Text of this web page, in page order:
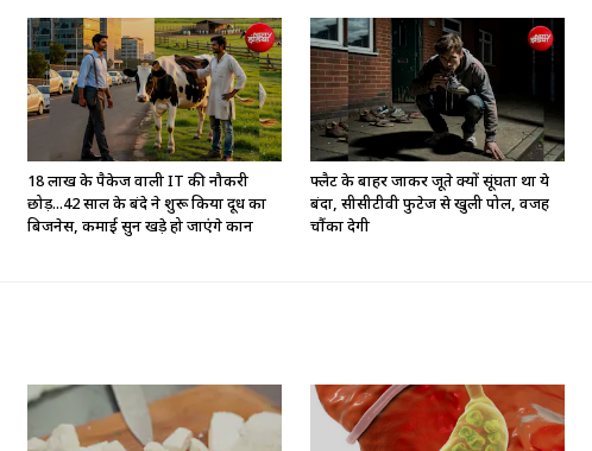
18 लाख के पैकेज वाली IT की नौकरी
छोड़...42 साल के बंदे ने शुरू किया दूध का
बिजनेस, कमाई सुन खड़े हो जाएंगे कान
फ्लैट के बाहर जाकर जूते क्यों सूंघता था ये
बंदा, सीसीटीवी फुटेज से खुली पोल, वजह
चौंका देगी